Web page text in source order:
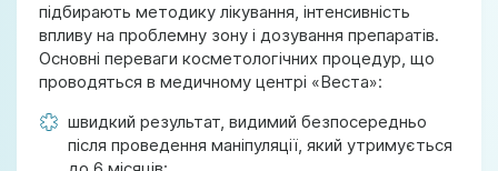
підбирають методику лікування, інтенсивність
впливу на проблемну зону і дозування препаратів.
Основні переваги косметологічних процедур, що
проводяться в медичному центрі «Веста»:
швидкий результат, видимий безпосередньо
після проведення маніпуляції, який утримується